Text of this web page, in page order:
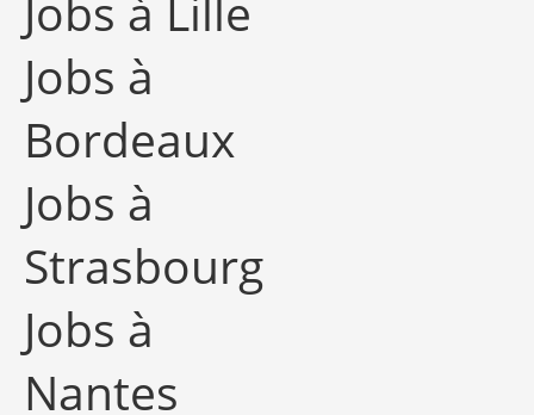
Jobs à
Bordeaux
Jobs à
Strasbourg
Jobs à
Nantes